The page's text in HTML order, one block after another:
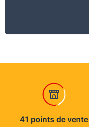
41 points de vente